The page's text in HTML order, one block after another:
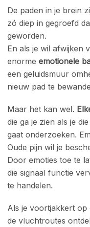
De paden in je brein
zó diep in gegroefd
geworden.
En als je wil afwijken
enorme emotionele
een geluidsmuur
nieuw pad te
Maar het kan wel.
die ga je zien als je
gaat onderzoeken.
Oude pijn wil je
Door emoties toe te
die signaal functie
te handelen.
Als je voortjakkert op
de vluchtroutes